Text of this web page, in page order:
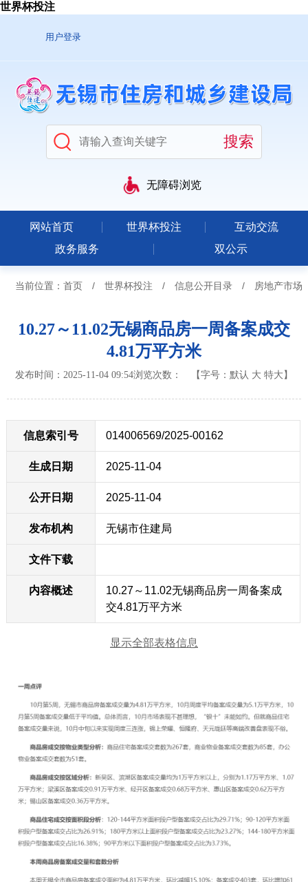
世界杯投注
用户登录
无障碍浏览
网站首页 世界杯投注
互动交流
政务服务
双公示
当前位置： 首页 / 世界杯投注 / 信息公开目录 / 房地产市场
10.27～11.02无锡商品房一周备案成交
4.81万平方米
发布时间：2025-11-04 09:54浏览次数： 【字号： 默认 大 特大 】
信息索引号 014006569/2025-00162
生成日期 2025-11-04
公开日期 2025-11-04
发布机构 无锡市住建局
文件下载
内容概述
10.27～11.02无锡商品房一周备案成
交4.81万平方米
显示全部表格信息